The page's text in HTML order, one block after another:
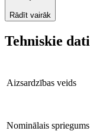
Rādīt vairāk
Tehniskie dati
Aizsardzības veids
Nominālais spriegums